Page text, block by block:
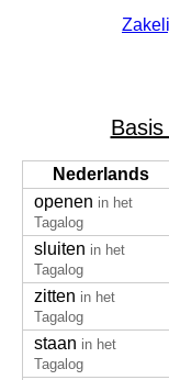
Nederlands
openen in het
Tagalog
sluiten in het
Tagalog
zitten in het
Tagalog
staan in het
Tagalog